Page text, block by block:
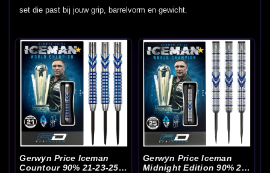
set die past bij jouw grip, barrelvorm en gewicht.
Gerwyn Price Iceman
Countour 90% 21-23-25
Gerwyn Price Iceman
Midnight Edition 90% 23-